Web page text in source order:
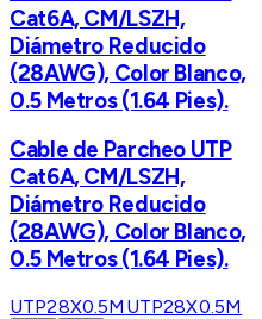
Cat6A, CM/LSZH,
Diámetro Reducido
(28AWG), Color Blanco,
0.5 Metros (1.64 Pies).
Cable de Parcheo UTP
Cat6A, CM/LSZH,
Diámetro Reducido
(28AWG), Color Blanco,
0.5 Metros (1.64 Pies).
UTP28X0.5M UTP28X0.5M